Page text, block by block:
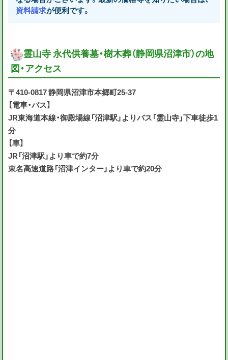
資料請求が便利です。
霊山寺 永代供養墓・樹木葬（静岡県沼津市）の地
図・アクセス
〒410-0817 静岡県沼津市本郷町25-37
【電車・バス】
JR東海道本線・御殿場線「沼津駅」よりバス「霊山寺」下車徒歩1
分
【車】
JR「沼津駅」より車で約7分
東名高速道路「沼津インター」より車で約20分